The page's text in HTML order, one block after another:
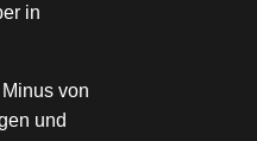
in
von
und